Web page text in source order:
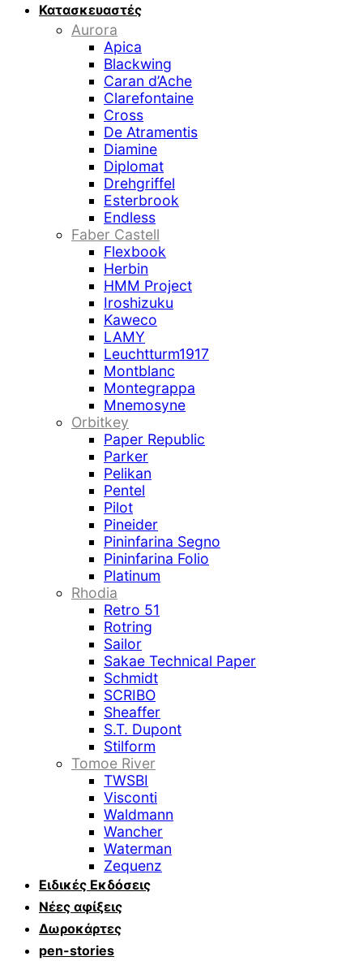
Κατασκευαστές
Aurora
Apica
Blackwing
Caran d’Ache
Clarefontaine
Cross
De Atramentis
Diamine
Diplomat
Drehgriffel
Esterbrook
Endless
Faber Castell
Flexbook
Herbin
HMM Project
Iroshizuku
Kaweco
LAMY
Leuchtturm1917
Montblanc
Montegrappa
Mnemosyne
Orbitkey
Paper Republic
Parker
Pelikan
Pentel
Pilot
Pineider
Pininfarina Segno
Pininfarina Folio
Platinum
Rhodia
Retro 51
Rotring
Sailor
Sakae Technical Paper
Schmidt
SCRIBO
Sheaffer
S.T. Dupont
Stilform
Tomoe River
TWSBI
Visconti
Waldmann
Wancher
Waterman
Zequenz
Ειδικές Εκδόσεις
Νέες αφίξεις
Δωροκάρτες
pen-stories